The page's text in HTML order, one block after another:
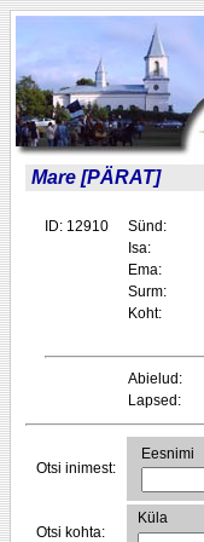
Mare [PÄRAT]
ID: 12910 Sünd:
Isa:
Ema:
Surm:
Koht:
Abielud:
Lapsed:
Otsi inimest:
Eesnimi
Otsi kohta:
Küla